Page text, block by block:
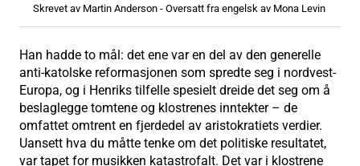
Skrevet av Martin Anderson - Oversatt fra engelsk av Mona Levin
Han hadde to mål: det ene var en del av den generelle
anti-katolske reformasjonen som spredte seg i nordvest-
Europa, og i Henriks tilfelle spesielt dreide det seg om å
beslaglegge tomtene og klostrenes inntekter – de
omfattet omtrent en fjerdedel av aristokratiets verdier.
Uansett hva du måtte tenke om det politiske resultatet,
var tapet for musikken katastrofalt. Det var i klostrene